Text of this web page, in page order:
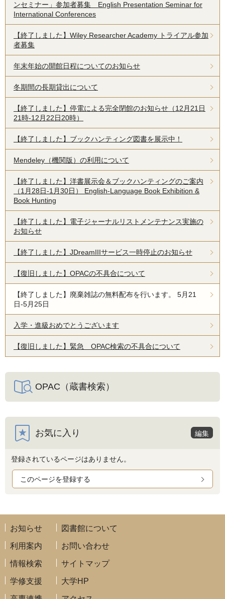
ンセミナー」参加者募集 English Presentation Seminar for
International Conferences
【終了しました】Wiley Researcher Academy トライアル参加
者募集
年末年始の開館日程についてのお知らせ
冬期間の長期貸出について
【終了しました】停電による完全閉館のお知らせ（12月21日
21時-12月22日20時）
【終了しました】ブックハンティング図書を展示中！
Mendeley（機関版）の利用について
【終了しました】洋書展示会＆ブックハンティングのご案内
（1月28日-1月30日） English-Language Book Exhibition &
Book Hunting
【終了しました】電子ジャーナルリストメンテナンス実施の
お知らせ
【終了しました】JDreamIIIサービス一時停止のお知らせ
【復旧しました】OPACの不具合について
【終了しました】廃棄雑誌の無料配布を行います。 5月21
日-5月25日
入学・進級おめでとうございます
【復旧しました】緊急 OPAC検索の不具合について
OPAC（蔵書検索）
お気に入り 編集
登録されているページはありません。
このページを登録する
お知らせ
利用案内
情報検索
学修支援
図書館について
お問い合わせ
サイトマップ
大学HP